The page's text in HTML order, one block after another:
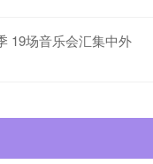
19场音乐会汇集中外